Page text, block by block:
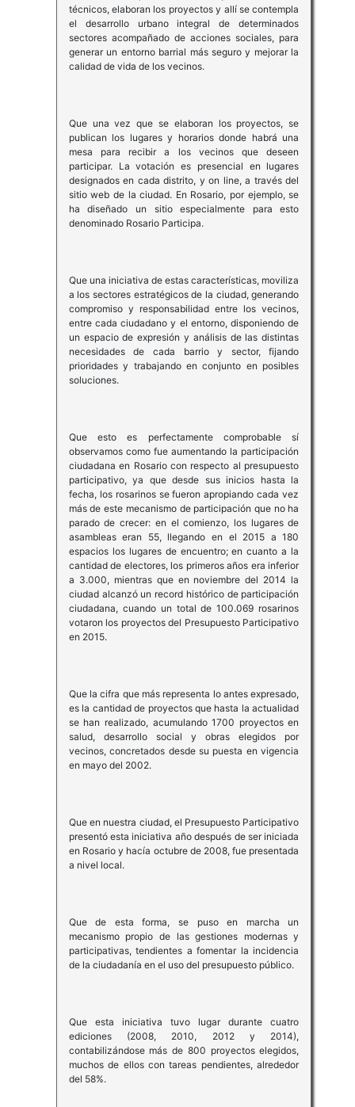
técnicos, elaboran los proyectos y allí se contempla
el desarrollo urbano integral de determinados
sectores acompañado de acciones sociales, para
generar un entorno barrial más seguro y mejorar la
calidad de vida de los vecinos.
Que una vez que se elaboran los proyectos, se
publican los lugares y horarios donde habrá una
mesa para recibir a los vecinos que deseen
participar. La votación es presencial en lugares
designados en cada distrito, y on line, a través del
sitio web de la ciudad. En Rosario, por ejemplo, se
ha diseñado un sitio especialmente para esto
denominado Rosario Participa.
Que una iniciativa de estas características, moviliza
a los sectores estratégicos de la ciudad, generando
compromiso y responsabilidad entre los vecinos,
entre cada ciudadano y el entorno, disponiendo de
un espacio de expresión y análisis de las distintas
necesidades de cada barrio y sector, fijando
prioridades y trabajando en conjunto en posibles
soluciones.
Que esto es perfectamente comprobable sí
observamos como fue aumentando la participación
ciudadana en Rosario con respecto al presupuesto
participativo, ya que desde sus inicios hasta la
fecha, los rosarinos se fueron apropiando cada vez
más de este mecanismo de participación que no ha
parado de crecer: en el comienzo, los lugares de
asambleas eran 55, llegando en el 2015 a 180
espacios los lugares de encuentro; en cuanto a la
cantidad de electores, los primeros años era inferior
a 3.000, mientras que en noviembre del 2014 la
ciudad alcanzó un record histórico de participación
ciudadana, cuando un total de 100.069 rosarinos
votaron los proyectos del Presupuesto Participativo
en 2015.
Que la cifra que más representa lo antes expresado,
es la cantidad de proyectos que hasta la actualidad
se han realizado, acumulando 1700 proyectos en
salud, desarrollo social y obras elegidos por
vecinos, concretados desde su puesta en vigencia
en mayo del 2002.
Que en nuestra ciudad, el Presupuesto Participativo
presentó esta iniciativa año después de ser iniciada
en Rosario y hacía octubre de 2008, fue presentada
a nivel local.
Que de esta forma, se puso en marcha un
mecanismo propio de las gestiones modernas y
participativas, tendientes a fomentar la incidencia
de la ciudadanía en el uso del presupuesto público.
Que esta iniciativa tuvo lugar durante cuatro
ediciones (2008, 2010, 2012 y 2014),
contabilizándose más de 800 proyectos elegidos,
muchos de ellos con tareas pendientes, alrededor
del 58%.